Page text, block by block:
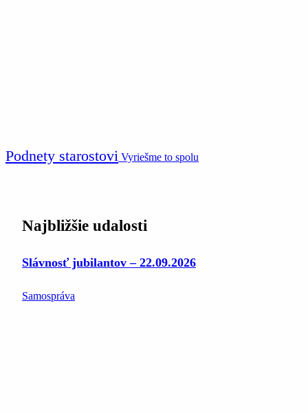
Podnety starostovi Vyriešme to spolu
Najbližšie udalosti
Slávnosť jubilantov – 22.09.2026
Samospráva